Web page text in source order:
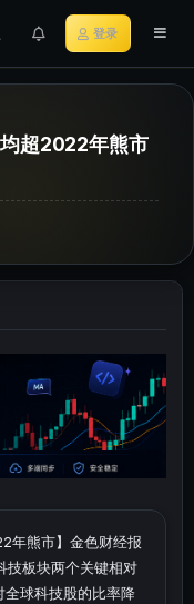
登录
超2022年熊市
年熊市】金色财经报
板块两个关键相对
全球科技股的比率降